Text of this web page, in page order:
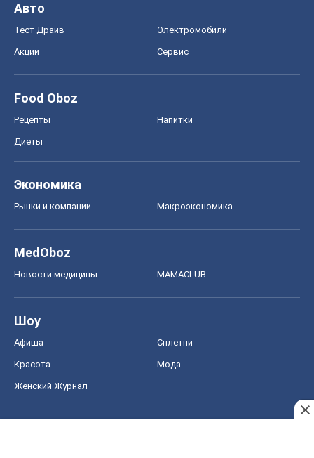
Авто
Тест Драйв Электромобили
Акции Сервис
Food Oboz
Рецепты Напитки
Диеты
Экономика
Рынки и компании Mакроэкономика
MedOboz
Новости медицины MAMACLUB
Шоу
Афиша Сплетни
Красота Мода
Женский Журнал